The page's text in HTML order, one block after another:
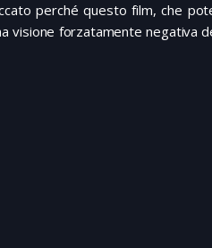
perché questo film, che
forzatamente negativa